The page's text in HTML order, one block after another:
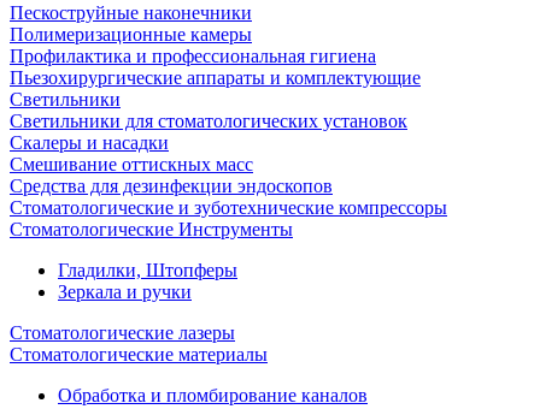
Пескоструйные наконечники
Полимеризационные камеры
Профилактика и профессиональная гигиена
Пьезохирургические аппараты и комплектующие
Светильники
Светильники для стоматологических установок
Скалеры и насадки
Смешивание оттискных масс
Средства для дезинфекции эндоскопов
Стоматологические и зуботехнические компрессоры
Стоматологические Инструменты
Гладилки, Штопферы
Зеркала и ручки
Стоматологические лазеры
Стоматологические материалы
Обработка и пломбирование каналов